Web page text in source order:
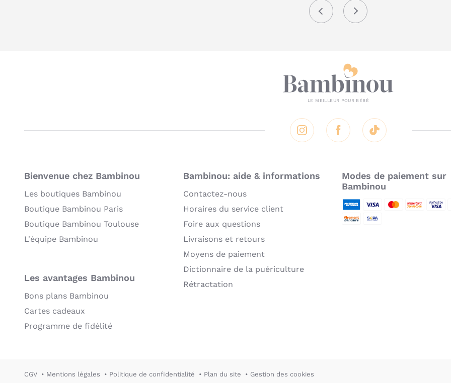
PrécédentSuivant
Instagram Facebook Tik Tok
Bienvenue chez Bambinou
Les boutiques Bambinou
Boutique Bambinou Paris
Boutique Bambinou Toulouse
L'équipe Bambinou
Les avantages Bambinou
Bons plans Bambinou
Cartes cadeaux
Programme de fidélité
Bambinou: aide & informations
Contactez-nous
Horaires du service client
Foire aux questions
Livraisons et retours
Moyens de paiement
Dictionnaire de la puériculture
Rétractation
Modes de paiement sur
Bambinou
American Express
Visa
CGV Mentions légales Politique de confidentialité Plan du site Gestion des cookies